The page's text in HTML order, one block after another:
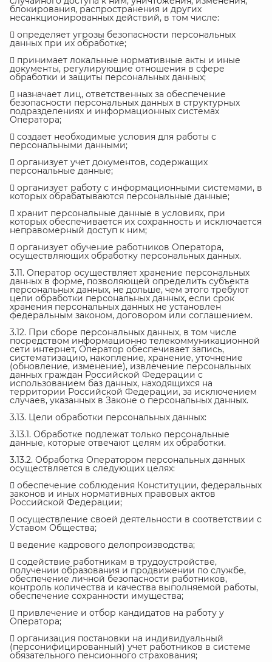
блокирования, распространения и других
несанкционированных действий, в том числе:
 определяет угрозы безопасности персональных
данных при их обработке;
 принимает локальные нормативные акты и иные
документы, регулирующие отношения в сфере
обработки и защиты персональных данных;
 назначает лиц, ответственных за обеспечение
безопасности персональных данных в структурных
подразделениях и информационных системах
Оператора;
 создает необходимые условия для работы с
персональными данными;
 организует учет документов, содержащих
персональные данные;
 организует работу с информационными системами, в
которых обрабатываются персональные данные;
 хранит персональные данные в условиях, при
которых обеспечивается их сохранность и исключается
неправомерный доступ к ним;
 организует обучение работников Оператора,
осуществляющих обработку персональных данных.
3.11. Оператор осуществляет хранение персональных
данных в форме, позволяющей определить субъекта
персональных данных, не дольше, чем этого требуют
цели обработки персональных данных, если срок
хранения персональных данных не установлен
федеральным законом, договором или соглашением.
3.12. При сборе персональных данных, в том числе
посредством информационно телекоммуникационной
сети интернет, Оператор обеспечивает запись,
систематизацию, накопление, хранение, уточнение
(обновление, изменение), извлечение персональных
данных граждан Российской Федерации с
использованием баз данных, находящихся на
территории Российской Федерации, за исключением
случаев, указанных в Законе о персональных данных.
3.13. Цели обработки персональных данных:
3.13.1. Обработке подлежат только персональные
данные, которые отвечают целям их обработки.
3.13.2. Обработка Оператором персональных данных
осуществляется в следующих целях:
 обеспечение соблюдения Конституции, федеральных
законов и иных нормативных правовых актов
Российской Федерации;
 осуществление своей деятельности в соответствии с
Уставом Общества;
 ведение кадрового делопроизводства;
 содействие работникам в трудоустройстве,
получении образования и продвижении по службе,
обеспечение личной безопасности работников,
контроль количества и качества выполняемой работы,
обеспечение сохранности имущества;
 привлечение и отбор кандидатов на работу у
Оператора;
 организация постановки на индивидуальный
(персонифицированный) учет работников в системе
обязательного пенсионного страхования;